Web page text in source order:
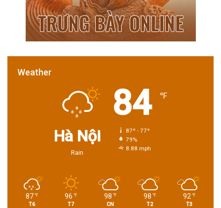
Weather
Hà Nội
Rain
84 ℉
87º - 77º
79%
8.88 mph
87 ℉
T6
96 ℉
T7
98 ℉
CN
98 ℉
T2
92 ℉
T3